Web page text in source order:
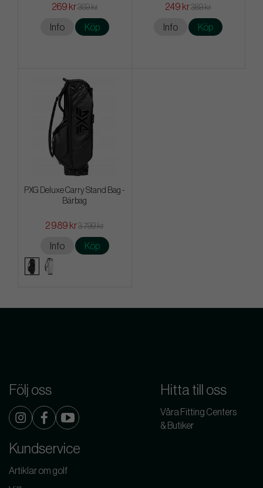
269 kr369 kr
Info Köp
249 kr389 kr
Info Köp
PXG Deluxe Carry Stand Bag -
Bärbag
2 989 kr3 799 kr
Info Köp
Följ oss Hitta till oss
Våra Fitting Centers
& Butiker
Kundservice
Artiklar om golf